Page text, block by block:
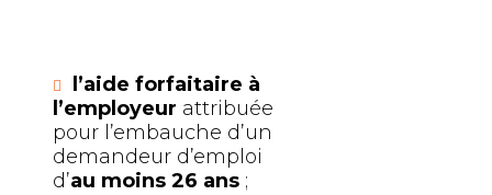
l’aide forfaitaire à
l’employeur attribuée
pour l’embauche d’un
demandeur d’emploi
d’au moins 26 ans ;